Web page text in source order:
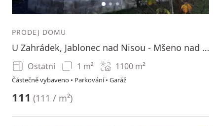
12 3
PRODEJ DOMU
U Zahrádek, Jablonec nad Nisou - Mšeno nad Nisou, Liberecký kraj
Ostatní 1 m² 1100 m²
Částečně vybaveno • Parkování • Garáž
111 (111 / m²)